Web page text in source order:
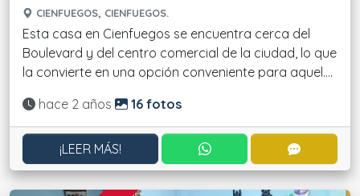
CIENFUEGOS, CIENFUEGOS.
Esta casa en Cienfuegos se encuentra cerca del
Boulevard y del centro comercial de la ciudad, lo que
la convierte en una opción conveniente para aquel....
Actualizado:
hace 2 años 16 fotos
¡LEER MÁS! CONTACTAR POR